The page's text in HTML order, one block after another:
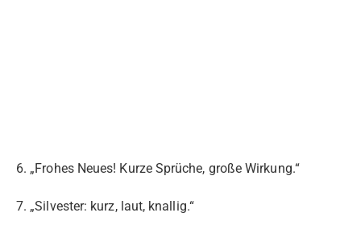
6. „Frohes Neues! Kurze Sprüche, große Wirkung.“
7. „Silvester: kurz, laut, knallig.“